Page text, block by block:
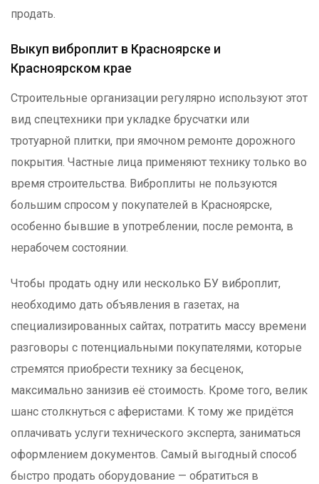
продать.
Выкуп виброплит в Красноярске и
Красноярском крае
Строительные организации регулярно используют этот
вид спецтехники при укладке брусчатки или
тротуарной плитки, при ямочном ремонте дорожного
покрытия. Частные лица применяют технику только во
время строительства. Виброплиты не пользуются
большим спросом у покупателей в Красноярске,
особенно бывшие в употреблении, после ремонта, в
нерабочем состоянии.
Чтобы продать одну или несколько БУ виброплит,
необходимо дать объявления в газетах, на
специализированных сайтах, потратить массу времени
разговоры с потенциальными покупателями, которые
стремятся приобрести технику за бесценок,
максимально занизив её стоимость. Кроме того, велик
шанс столкнуться с аферистами. К тому же придётся
оплачивать услуги технического эксперта, заниматься
оформлением документов. Самый выгодный способ
быстро продать оборудование — обратиться в